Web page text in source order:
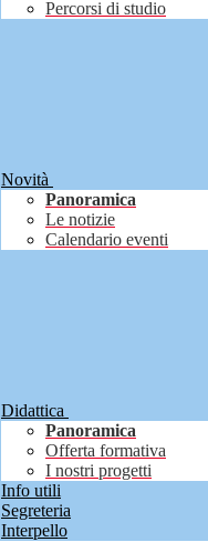
Percorsi di studio
Novità
Panoramica
Le notizie
Calendario eventi
Didattica
Panoramica
Offerta formativa
I nostri progetti
Info utili
Segreteria
Interpello